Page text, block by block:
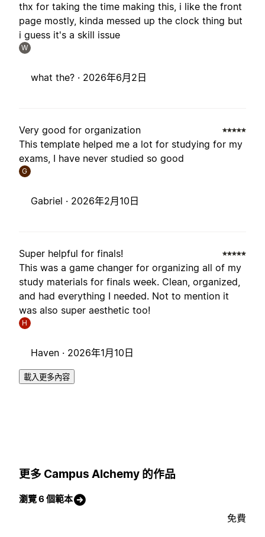
thx for taking the time making this, i like the front
page mostly, kinda messed up the clock thing but
i guess it's a skill issue
W
what the? · 2026年6月2日
Very good for organization
This template helped me a lot for studying for my
exams, I have never studied so good
G
Gabriel · 2026年2月10日
Super helpful for finals!
This was a game changer for organizing all of my
study materials for finals week. Clean, organized,
and had everything I needed. Not to mention it
was also super aesthetic too!
H
Haven · 2026年1月10日
載入更多內容
更多 Campus Alchemy 的作品
瀏覽 6 個範本
免費